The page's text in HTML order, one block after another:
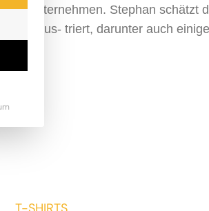
Unternehmen. Stephan schätzt
illus- triert, darunter auch